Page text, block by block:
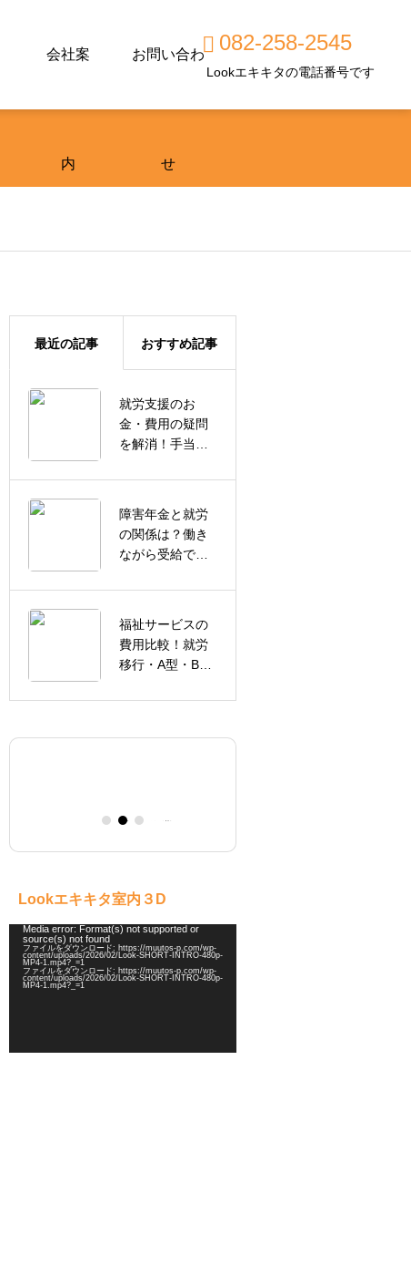
会社案
内
お問い合わ
せ
082-258-2545
Lookエキキタの電話番号です
最近の記事 おすすめ記事
就労支援のお
金・費用の疑問
を解消！手当や
解説
障害年金と就労
の関係は？働き
ながら受給でき
福祉サービスの
費用比較！就労
移行・A型・B型
説
広島市東区で工
賃が高い就労継
続支援B型を探し
Lookエキキタで
選べる多彩な作
業内容
浴衣姿のわんち
ゃん
夏のはじまり
キャンドル制作
パソコン入力作業
メルカリ
Lookエキキタ室内３D
Media error: Format(s) not supported or
source(s) not found
ファイルをダウンロード: https://muutos-p.com/wp-
content/uploads/2026/02/Look-SHORT-INTRO-480p-
MP4-1.mp4?_=1
ファイルをダウンロード: https://muutos-p.com/wp-
content/uploads/2026/02/Look-SHORT-INTRO-480p-
MP4-1.mp4?_=1